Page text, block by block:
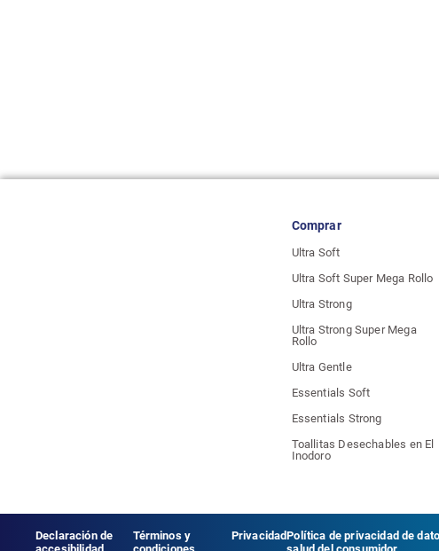
Comprar
Ultra Soft
Ultra Soft Super Mega Rollo
Ultra Strong
Ultra Strong Super Mega
Rollo
Ultra Gentle
Essentials Soft
Essentials Strong
Toallitas Desechables en El
Inodoro
Declaración de
Términos y
PrivacidadPolítica de privacidad de